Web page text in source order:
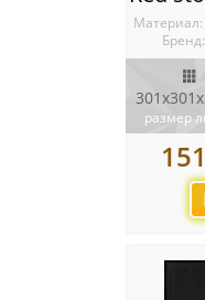
Материал:
Бренд:
размер